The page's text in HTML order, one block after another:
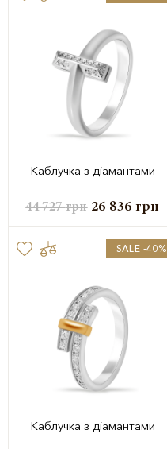
Каблучка з діамантами
44 727грн 26 836 грн
SALE -40%
Каблучка з діамантами